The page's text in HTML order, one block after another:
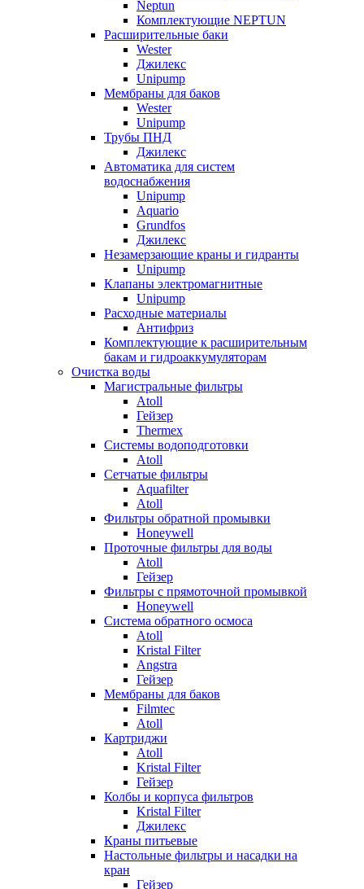
Neptun
Комплектующие NEPTUN
Расширительные баки
Wester
Джилекс
Unipump
Мембраны для баков
Wester
Unipump
Трубы ПНД
Джилекс
Автоматика для систем
водоснабжения
Unipump
Aquario
Grundfos
Джилекс
Незамерзающие краны и гидранты
Unipump
Клапаны электромагнитные
Unipump
Расходные материалы
Антифриз
Комплектующие к расширительным
бакам и гидроаккумуляторам
Очистка воды
Магистральные фильтры
Atoll
Гейзер
Thermex
Системы водоподготовки
Atoll
Сетчатые фильтры
Aquafilter
Atoll
Фильтры обратной промывки
Honeywell
Проточные фильтры для воды
Atoll
Гейзер
Фильтры с прямоточной промывкой
Honeywell
Система обратного осмоса
Atoll
Kristal Filter
Angstra
Гейзер
Мембраны для баков
Filmtec
Atoll
Картриджи
Atoll
Kristal Filter
Гейзер
Колбы и корпуса фильтров
Kristal Filter
Джилекс
Краны питьевые
Настольные фильтры и насадки на
кран
Гейзер